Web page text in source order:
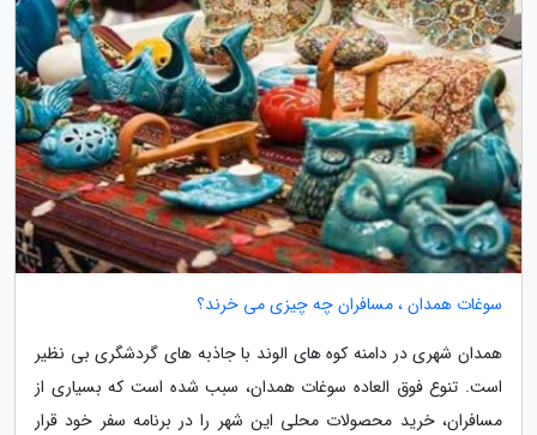
سوغات همدان ، مسافران چه چیزی می خرند؟
همدان شهری در دامنه کوه های الوند با جاذبه های گردشگری بی نظیر
است. تنوع فوق العاده سوغات همدان، سبب شده است که بسیاری از
مسافران، خرید محصولات محلی این شهر را در برنامه سفر خود قرار